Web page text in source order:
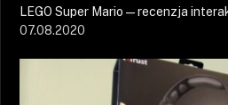
LEGO Super Mario — recenzja
07.08.2020